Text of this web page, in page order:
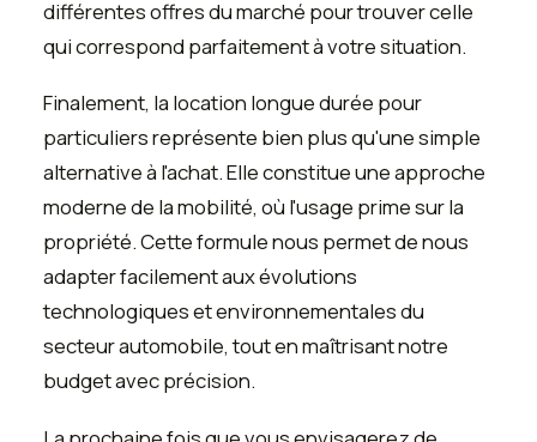
différentes offres du marché pour trouver celle
qui correspond parfaitement à votre situation.
Finalement, la location longue durée pour
particuliers représente bien plus qu'une simple
alternative à l'achat. Elle constitue une approche
moderne de la mobilité, où l'usage prime sur la
propriété. Cette formule nous permet de nous
adapter facilement aux évolutions
technologiques et environnementales du
secteur automobile, tout en maîtrisant notre
budget avec précision.